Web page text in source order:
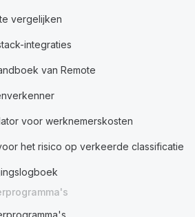
vergelijken
integraties
van Remote
voor werknemerskosten
het risico op verkeerde classificatie